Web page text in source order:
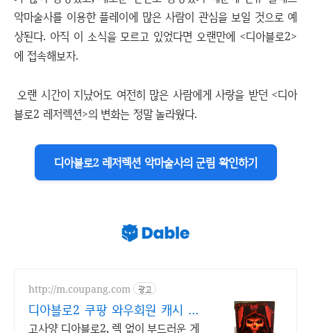
악마술사를 이용한 플레이에 많은 사람이 관심을 보일 것으로 예
상된다. 아직 이 소식을 모르고 있었다면 오랜만에 <디아블로2>
에 접속해보자.
오랜 시간이 지났어도 여전히 많은 사람에게 사랑을 받던 <디아
블로2 레저렉션>의 변화는 정말 놀라웠다.
디아블로2 레저렉션 악마술사의 군림 확인하기
http://m.coupang.com 광고
디아블로2 쿠팡 와우회원 캐시 적
립까지
고사양 디아블로2, 렉 없이 부드러운 게